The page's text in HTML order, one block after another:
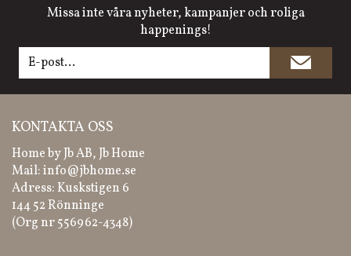
Missa inte våra nyheter, kampanjer och roliga
happenings!
KONTAKTA OSS
Home by Jb AB, Jb Home
Mail:info@jbhome.se
Adress: Kuskstigen 6
144 52 Rönninge
(Org nr 556962-4348)